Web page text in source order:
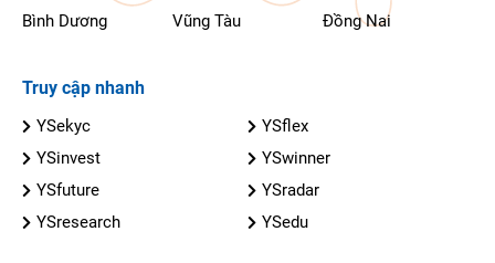
Bình Dương
Vũng Tàu Đồng Nai
Truy cập nhanh
YSekyc
YSflex
YSinvest
YSwinner
YSfuture
YSradar
YSresearch
YSedu